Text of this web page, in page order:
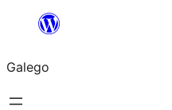
Saltar
contido
Galego